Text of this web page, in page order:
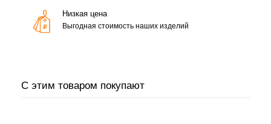
Низкая цена
Выгодная стоимость наших изделий
С этим товаром покупают